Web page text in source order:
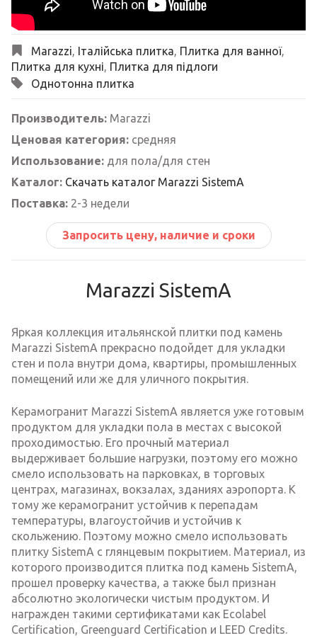
Marazzi, Італійська плитка, Плитка для ванної,
Плитка для кухні, Плитка для підлоги
Однотонна плитка
Производитель: Marazzi
Ценовая категория: средняя
Использование: для пола/для стен
Каталог: Скачать каталог Marazzi SistemA
Поставка: 2-3 недели
Запросить цену, наличие и сроки
Marazzi SistemA
Яркая коллекция итальянской плитки под камень
Marazzi SistemA прекрасно подойдет для укладки
стен и пола внутри дома, квартиры, промышленных
помещений или же для уличного покрытия.
Керамогранит Marazzi SistemA является уже готовым
продуктом для укладки пола в местах с высокой
проходимостью. Его прочный материал
выдерживает большие нагрузки, поэтому его можно
смело использовать на парковках, в торговых
центрах, магазинах, вокзалах, зданиях аэропорта. К
тому же керамогранит устойчив к перепадам
температуры, влагоустойчив и устойчив к
скольжению. Поэтому можно смело использовать
плитку SistemA с глянцевым покрытием. Материал, из
которого производится плитка под камень SistemA,
прошел проверку качества, а также был признан
абсолютно экологически чистым продуктом. И
награжден такими сертификатами как Ecolabel
Certification, Greenguard Certification и LEED Credits.